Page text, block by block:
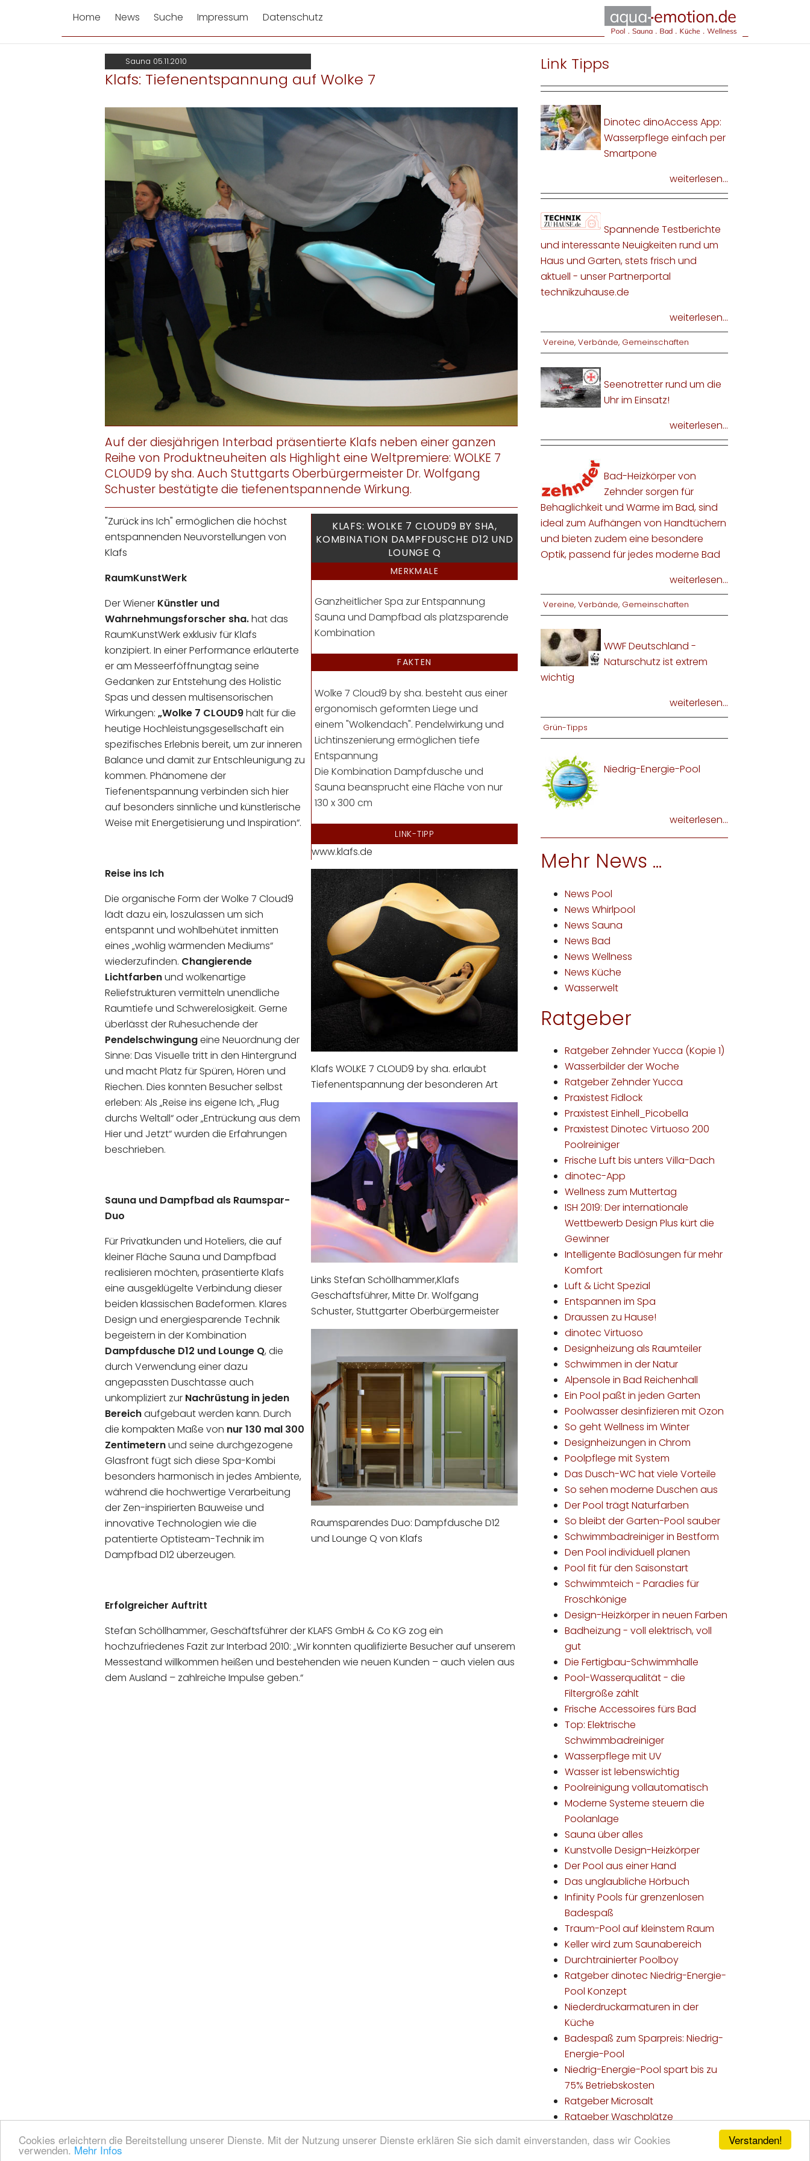
Verstanden!
Cookies erleichtern die Bereitstellung unserer Dienste. Mit der Nutzung unserer Dienste erklären Sie sich damit einverstanden, dass wir Cookies
verwenden. Mehr Infos
Home News Suche Impressum Datenschutz
Sauna 05.11.2010
Klafs: Tiefenentspannung auf Wolke 7
Auf der diesjährigen Interbad präsentierte Klafs neben einer ganzen
Reihe von Produktneuheiten als Highlight eine Weltpremiere: WOLKE 7
CLOUD9 by sha. Auch Stuttgarts Oberbürgermeister Dr. Wolfgang
Schuster bestätigte die tiefenentspannende Wirkung.
KLAFS: WOLKE 7 CLOUD9 BY SHA,
KOMBINATION DAMPFDUSCHE D12 UND
LOUNGE Q
MERKMALE
Ganzheitlicher Spa zur Entspannung
Sauna und Dampfbad als platzsparende
Kombination
FAKTEN
Wolke 7 Cloud9 by sha. besteht aus einer
ergonomisch geformten Liege und
einem "Wolkendach". Pendelwirkung und
Lichtinszenierung ermöglichen tiefe
Entspannung
Die Kombination Dampfdusche und
Sauna beansprucht eine Fläche von nur
130 x 300 cm
LINK-TIPP
www.klafs.de
Klafs WOLKE 7 CLOUD9 by sha. erlaubt
Tiefenentspannung der besonderen Art
Links Stefan Schöllhammer,Klafs
Geschäftsführer, Mitte Dr. Wolfgang
Schuster, Stuttgarter Oberbürgermeister
Raumsparendes Duo: Dampfdusche D12
und Lounge Q von Klafs
"Zurück ins Ich" ermöglichen die höchst
entspannenden Neuvorstellungen von
Klafs
RaumKunstWerk
Der Wiener Künstler und
Wahrnehmungsforscher sha.hat das
RaumKunstWerk exklusiv für Klafs
konzipiert. In einer Performance erläuterte
er am Messeerföffnungtag seine
Gedanken zur Entstehung des Holistic
Spas und dessen multisensorischen
Wirkungen: „Wolke 7 CLOUD9hält für die
heutige Hochleistungsgesellschaft ein
spezifisches Erlebnis bereit, um zur inneren
Balance und damit zur Entschleunigung zu
kommen. Phänomene der
Tiefenentspannung verbinden sich hier
auf besonders sinnliche und künstlerische
Weise mit Energetisierung und Inspiration“.
Reise ins Ich
Die organische Form der Wolke 7 Cloud9
lädt dazu ein, loszulassen um sich
entspannt und wohlbehütet inmitten
eines „wohlig wärmenden Mediums“
wiederzufinden. Changierende
Lichtfarbenund wolkenartige
Reliefstrukturen vermitteln unendliche
Raumtiefe und Schwerelosigkeit. Gerne
überlässt der Ruhesuchende der
Pendelschwingungeine Neuordnung der
Sinne: Das Visuelle tritt in den Hintergrund
und macht Platz für Spüren, Hören und
Riechen. Dies konnten Besucher selbst
erleben: Als „Reise ins eigene Ich, „Flug
durchs Weltall“ oder „Entrückung aus dem
Hier und Jetzt“ wurden die Erfahrungen
beschrieben.
Sauna und Dampfbad als Raumspar-
Duo
Für Privatkunden und Hoteliers, die auf
kleiner Fläche Sauna und Dampfbad
realisieren möchten, präsentierte Klafs
eine ausgeklügelte Verbindung dieser
beiden klassischen Badeformen. Klares
Design und energiesparende Technik
begeistern in der Kombination
Dampfdusche D12 und Lounge Q, die
durch Verwendung einer dazu
angepassten Duschtasse auch
unkompliziert zur Nachrüstung in jeden
Bereichaufgebaut werden kann. Durch
die kompakten Maße von nur 130 mal 300
Zentimeternund seine durchgezogene
Glasfront fügt sich diese Spa-Kombi
besonders harmonisch in jedes Ambiente,
während die hochwertige Verarbeitung
der Zen-inspirierten Bauweise und
innovative Technologien wie die
patentierte Optisteam-Technik im
Dampfbad D12 überzeugen.
Erfolgreicher Auftritt
Stefan Schöllhammer, Geschäftsführer der KLAFS GmbH & Co KG zog ein
hochzufriedenes Fazit zur Interbad 2010: „Wir konnten qualifizierte Besucher auf unserem
Messestand willkommen heißen und bestehenden wie neuen Kunden – auch vielen aus
dem Ausland – zahlreiche Impulse geben.“
Link Tipps
Dinotec dinoAccess App:
Wasserpflege einfach per
Smartpone
weiterlesen...
Spannende Testberichte
und interessante Neuigkeiten rund um
Haus und Garten, stets frisch und
aktuell - unser Partnerportal
technikzuhause.de
weiterlesen...
Vereine, Verbände, Gemeinschaften
Seenotretter rund um die
Uhr im Einsatz!
weiterlesen...
Bad-Heizkörper von
Zehnder sorgen für
Behaglichkeit und Wärme im Bad, sind
ideal zum Aufhängen von Handtüchern
und bieten zudem eine besondere
Optik, passend für jedes moderne Bad
weiterlesen...
Vereine, Verbände, Gemeinschaften
WWF Deutschland -
Naturschutz ist extrem
wichtig
weiterlesen...
Grün-Tipps
Niedrig-Energie-Pool
weiterlesen...
Mehr News ...
News Pool
News Whirlpool
News Sauna
News Bad
News Wellness
News Küche
Wasserwelt
Ratgeber
Ratgeber Zehnder Yucca (Kopie 1)
Wasserbilder der Woche
Ratgeber Zehnder Yucca
Praxistest Fidlock
Praxistest Einhell_Picobella
Praxistest Dinotec Virtuoso 200
Poolreiniger
Frische Luft bis unters Villa-Dach
dinotec-App
Wellness zum Muttertag
ISH 2019: Der internationale
Wettbewerb Design Plus kürt die
Gewinner
Intelligente Badlösungen für mehr
Komfort
Luft & Licht Spezial
Entspannen im Spa
Draussen zu Hause!
dinotec Virtuoso
Designheizung als Raumteiler
Schwimmen in der Natur
Alpensole in Bad Reichenhall
Ein Pool paßt in jeden Garten
Poolwasser desinfizieren mit Ozon
So geht Wellness im Winter
Designheizungen in Chrom
Poolpflege mit System
Das Dusch-WC hat viele Vorteile
So sehen moderne Duschen aus
Der Pool trägt Naturfarben
So bleibt der Garten-Pool sauber
Schwimmbadreiniger in Bestform
Den Pool individuell planen
Pool fit für den Saisonstart
Schwimmteich - Paradies für
Froschkönige
Design-Heizkörper in neuen Farben
Badheizung - voll elektrisch, voll
gut
Die Fertigbau-Schwimmhalle
Pool-Wasserqualität - die
Filtergröße zählt
Frische Accessoires fürs Bad
Top: Elektrische
Schwimmbadreiniger
Wasserpflege mit UV
Wasser ist lebenswichtig
Poolreinigung vollautomatisch
Moderne Systeme steuern die
Poolanlage
Sauna über alles
Kunstvolle Design-Heizkörper
Der Pool aus einer Hand
Das unglaubliche Hörbuch
Infinity Pools für grenzenlosen
Badespaß
Traum-Pool auf kleinstem Raum
Keller wird zum Saunabereich
Durchtrainierter Poolboy
Ratgeber dinotec Niedrig-Energie-
Pool Konzept
Niederdruckarmaturen in der
Küche
Badespaß zum Sparpreis: Niedrig-
Energie-Pool
Niedrig-Energie-Pool spart bis zu
75% Betriebskosten
Ratgeber Microsalt
Ratgeber Waschplätze